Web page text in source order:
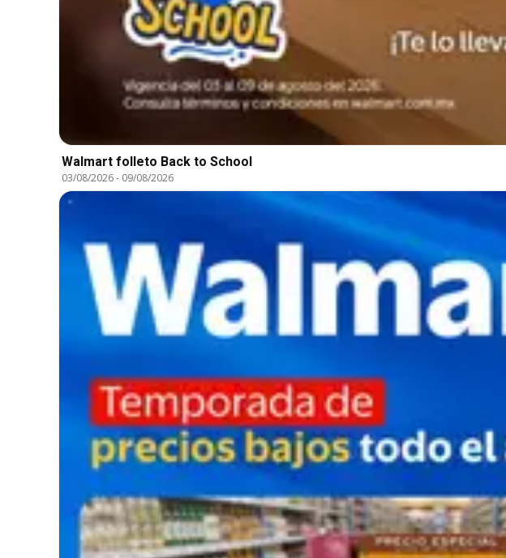
Walmart folleto Back to School
03/08/2026- 09/08/2026